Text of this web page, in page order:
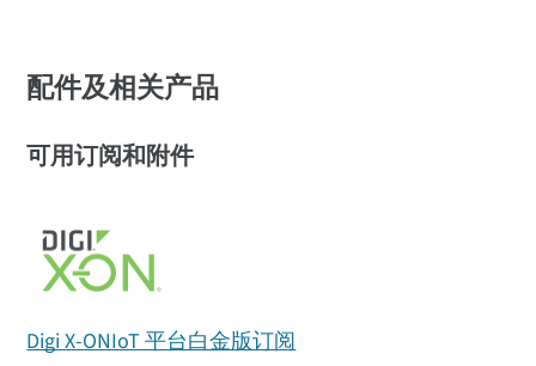
配件及相关产品
可用订阅和附件
Digi X-ONIoT 平台白金版订阅